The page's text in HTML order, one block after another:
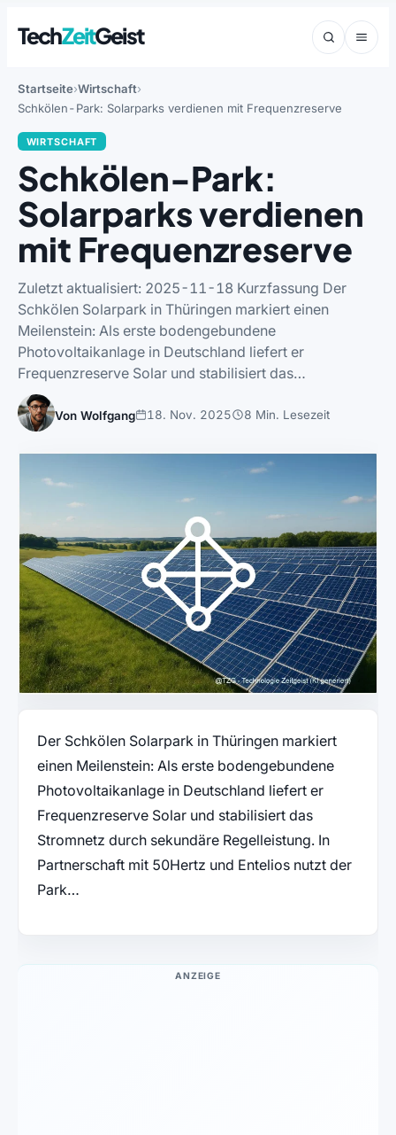
TechZeitGeist
Startseite Wirtschaft
Schkölen-Park: Solarparks verdienen mit Frequenzreserve
WIRTSCHAFT
Schkölen-Park:
Solarparks verdienen
mit Frequenzreserve
Zuletzt aktualisiert: 2025-11-18 Kurzfassung Der
Schkölen Solarpark in Thüringen markiert einen
Meilenstein: Als erste bodengebundene
Photovoltaikanlage in Deutschland liefert er
Frequenzreserve Solar und stabilisiert das…
Von Wolfgang 18. Nov. 2025 8 Min. Lesezeit
Der Schkölen Solarpark in Thüringen markiert
einen Meilenstein: Als erste bodengebundene
Photovoltaikanlage in Deutschland liefert er
Frequenzreserve Solar und stabilisiert das
Stromnetz durch sekundäre Regelleistung. In
Partnerschaft mit 50Hertz und Entelios nutzt der
Park…
ANZEIGE